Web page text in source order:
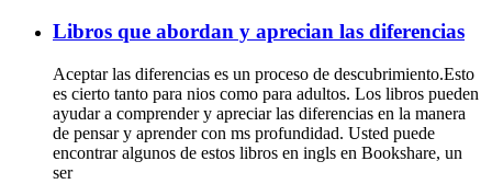
Libros que abordan y aprecian las diferencias
Aceptar las diferencias es un proceso de descubrimiento.Esto
es cierto tanto para nios como para adultos. Los libros pueden
ayudar a comprender y apreciar las diferencias en la manera
de pensar y aprender con ms profundidad. Usted puede
encontrar algunos de estos libros en ingls en Bookshare, un
ser